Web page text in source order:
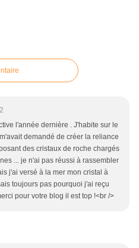
l'année dernière . J'habite sur le
demandé de créer la reliance
des cristaux de roche chargés
... je n'ai pas réussi à rassembler
j'ai versé à la mer mon cristal à
toujours pas pourquoi j'ai reçu
pour votre blog il est top !<br />